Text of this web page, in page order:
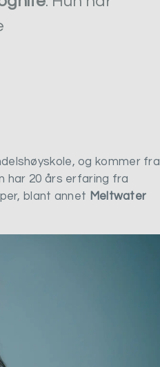
og kommer fra
har 20 års erfaring fra
blant annet Meltwater